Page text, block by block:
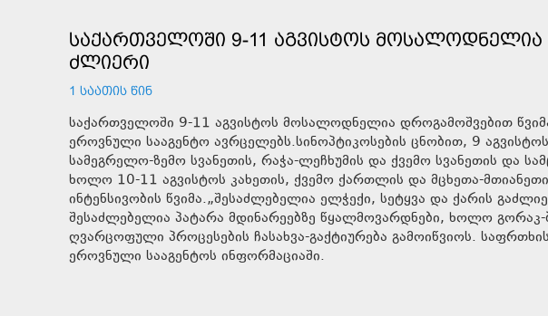
ᲡᲐᲥᲐᲠᲗᲕᲔᲚᲝᲨᲘ 9-11 ᲐᲒᲕᲘᲡᲢᲝᲡ ᲛᲝᲡᲐᲚᲝᲓᲜᲔᲚᲘᲐ
ᲫᲚᲘᲔᲠᲘ
1 ᲡᲐᲐᲗᲘᲡ ᲬᲘᲜ
საქართველოში 9-11 აგვისტოს მოსალოდნელია დროგამოშვებით
ეროვნული სააგენტო ავრცელებს.სინოპტიკოსების ცნობით, 9
სამეგრელო-ზემო სვანეთის, რაჭა-ლეჩხუმის და ქვემო სვანეთის და
ხოლო 10-11 აგვისტოს კახეთის, ქვემო ქართლის და მცხეთა-
ინტენსივობის წვიმა.„შესაძლებელია ელჭექი, სეტყვა და ქარის
შესაძლებელია პატარა მდინარეებზე წყალმოვარდნები, ხოლო
ღვარცოფული პროცესების ჩასახვა-გაქტიურება გამოიწვიოს.
ეროვნული სააგენტოს ინფორმაციაში.